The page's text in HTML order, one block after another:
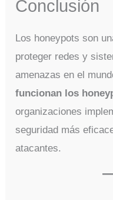
Conclusión
Los honeypots son
proteger redes y
amenazas en el
funcionan los
organizaciones
seguridad más
atacantes.